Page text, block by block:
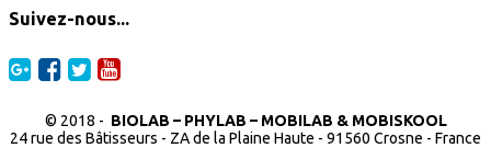
Suivez-nous...
© 2018 - BIOLAB – PHYLAB – MOBILAB & MOBISKOOL
24 rue des Bâtisseurs - ZA de la Plaine Haute - 91560 Crosne - France